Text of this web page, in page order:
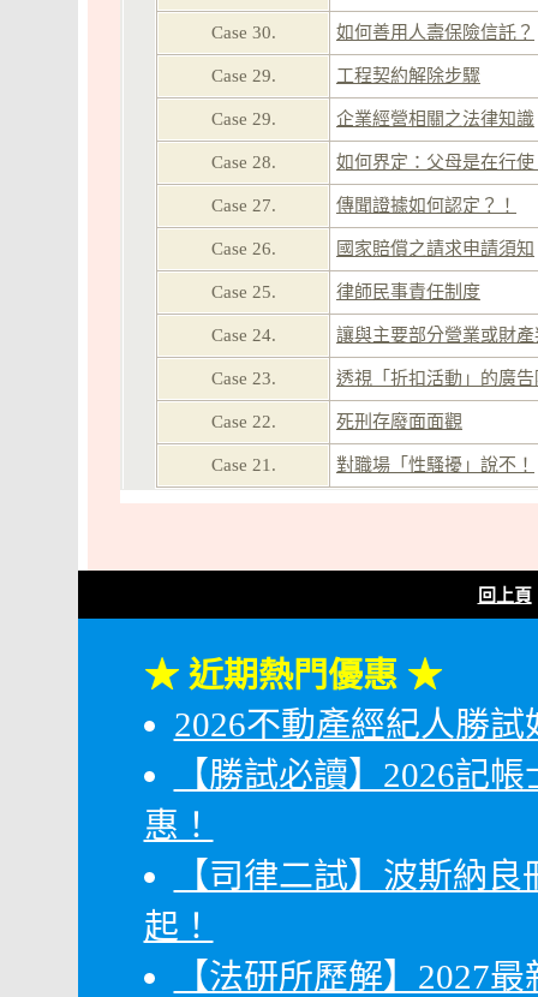
Case 30. 如何善用人壽保險信託？
Case 29. 工程契約解除步驟
Case 29. 企業經營相關之法律知識
Case 28. 如何界定：父母是在行
Case 27. 傳聞證據如何認定？！
Case 26. 國家賠償之請求申請須知
Case 25. 律師民事責任制度
Case 24. 讓與主要部分營業或財
Case 23. 透視「折扣活動」的廣告
Case 22. 死刑存廢面面觀
Case 21. 對職場「性騷擾」說不！
回上頁
★ 近期熱門優惠 ★
2026不動產經紀人勝
【勝試必讀】2026記
惠！
【司律二試】波斯納
起！
【法研所歷解】2027